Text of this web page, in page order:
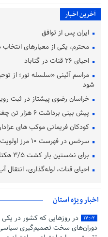
آخرین اخبار
ایران پس از توافق
محترم، یکی از معیارهای
احیای ۲۶ قنات در گناباد
مراسم آئینی «سلسله نور؛ از
شود
خراسان رضوی پیشتاز در ثبت
پیش‌ بینی برداشت ۶ هزار تن چغندرقند پاییزه در خراسان رضوی
کودکان فریمانی موکب های
سرخس در فهرست ۱۰ مرز اولویت‌دار کشور است
برای نخستین بار کشت ۳/۵ هکتار تریتیکاله در شهرستان باخرز
احیای قنات، لوله‌گذاری،
اخبار ویژه استان
۱۷:۰۲
در روزهایی که کشور در
دوران‌های سخت تصمیم‌گیری سیاسی